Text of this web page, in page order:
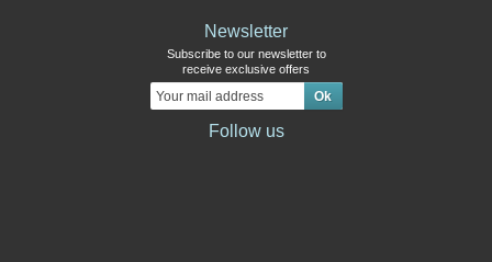
Newsletter
Subscribe to our newsletter to
receive exclusive offers
Follow us